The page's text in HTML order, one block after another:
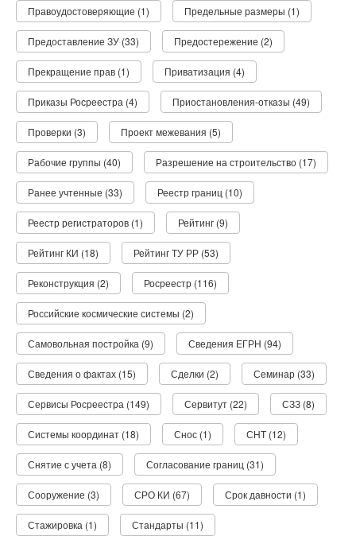
Правоудостоверяющие (1) Предельные размеры (1)
Предоставление ЗУ (33) Предостережение (2)
Прекращение прав (1) Приватизация (4)
Приказы Росреестра (4) Приостановления-отказы (49)
Проверки (3) Проект межевания (5)
Рабочие группы (40) Разрешение на строительство (17)
Ранее учтенные (33) Реестр границ (10)
Реестр регистраторов (1) Рейтинг (9)
Рейтинг КИ (18) Рейтинг ТУ РР (53)
Реконструкция (2) Росреестр (116)
Российские космические системы (2)
Самовольная постройка (9) Сведения ЕГРН (94)
Сведения о фактах (15) Сделки (2) Семинар (33)
Сервисы Росреестра (149) Сервитут (22) СЗЗ (8)
Системы координат (18) Снос (1) СНТ (12)
Снятие с учета (8) Согласование границ (31)
Сооружение (3) СРО КИ (67) Срок давности (1)
Стажировка (1) Стандарты (11)